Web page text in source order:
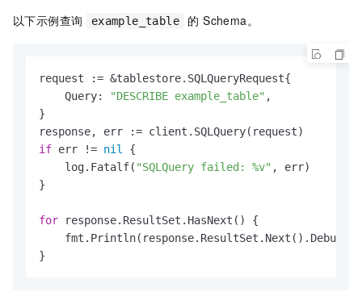
以下示例查询 example_table 的 Schema。
request := &tablestore.SQLQueryRequest{
    Query:
"DESCRIBE example_table" ,
}
if err != nil {
    log.Fatalf(
"SQLQuery failed: %v" , err)
}
for response.ResultSet.HasNext() {
}